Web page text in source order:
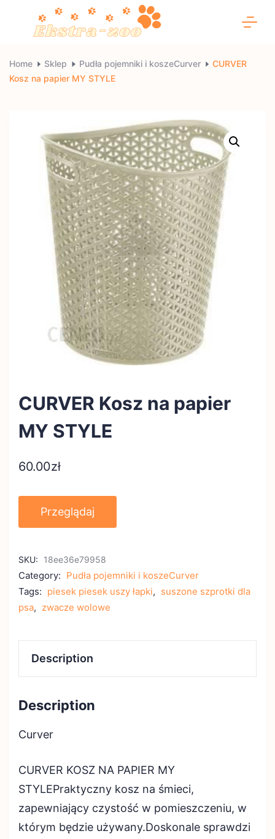
Ekstra-
zoo
Home Sklep Pudła pojemniki i koszeCurver
CURVER
Kosz na papier MY STYLE
CURVER Kosz na papier
MY STYLE
60.00zł
Przeglądaj
SKU: 18ee36e79958
Category: Pudła pojemniki i koszeCurver
Tags: piesek piesek uszy łapki, suszone szprotki dla
psa, zwacze wolowe
Description
Description
Curver
CURVER KOSZ NA PAPIER MY
STYLEPraktyczny kosz na śmieci,
zapewniający czystość w pomieszczeniu, w
którym będzie używany.Doskonale sprawdzi